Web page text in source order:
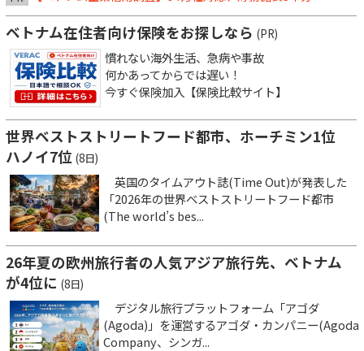
ベトナム在住者向け保険をお探しなら (PR)
慣れない海外生活、急病や事故
何かあってからでは遅い！
今すぐ保険加入【保険比較サイト】
世界ベストストリートフード都市、ホーチミン1位
ハノイ7位 (8日)
英国のタイムアウト誌(Time Out)が発表した
「2026年の世界ベストストリートフード都市
(The world’s bes...
26年夏の欧州旅行者の人気アジア旅行先、ベトナム
が4位に (8日)
デジタル旅行プラットフォーム「アゴダ
(Agoda)」を運営するアゴダ・カンパニー(Agoda
Company、シンガ...